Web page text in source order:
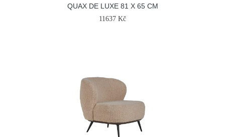
QUAX DE LUXE 81 X 65 CM
11637 Kč